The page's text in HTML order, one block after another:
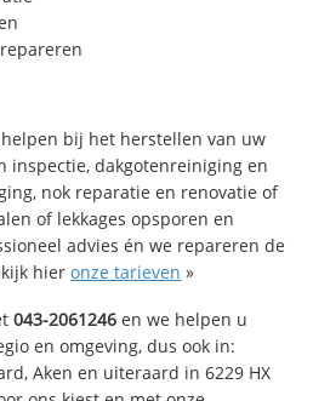
bij het herstellen van uw
inspectie, dakgotenreiniging en
nok reparatie en renovatie of
of lekkages opsporen en
advies én we repareren de
hieronze tarieven »
043-2061246 en we helpen u
en omgeving, dus ook in:
Aken en uiteraard in 6229 HX